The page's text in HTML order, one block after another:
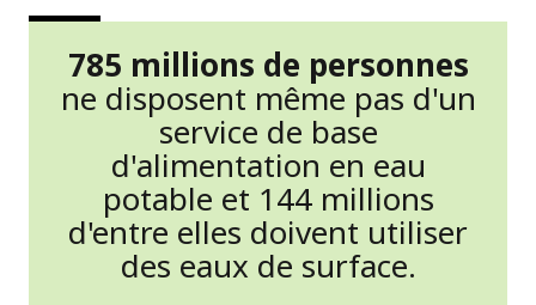
785 millions de personnes
ne disposent même pas d'un
service de base
d'alimentation en eau
potable et 144 millions
d'entre elles doivent utiliser
des eaux de surface.